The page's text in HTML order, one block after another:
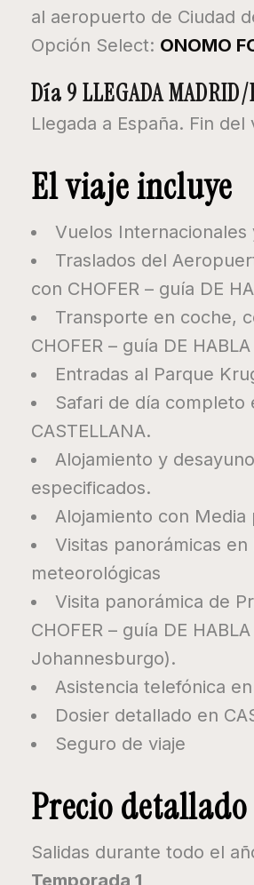
al aeropuerto de Ciudad
Opción Select: ONOMO
Día 9 LLEGADA MADRID/
Llegada a España. Fin
El viaje incluye
Vuelos Internacionales
Traslados del
con CHOFER – guía DE
Transporte en coche,
CHOFER – guía DE
Entradas al Parque
Safari de día
CASTELLANA.
Alojamiento y
especificados.
Alojamiento con
Visitas panorámicas
meteorológicas
Visita panorámica de
CHOFER – guía DE
Johannesburgo).
Asistencia telefónica
Dosier detallado en
Seguro de viaje
Precio detallado
Salidas durante todo el
Temporada 1